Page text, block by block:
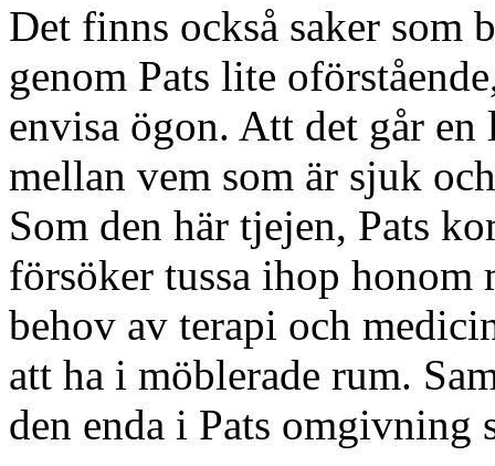
Det finns också saker som
genom Pats lite
envisa ögon. Att det går
mellan vem som är sjuk
Som den här tjejen, Pats
försöker tussa ihop honom
behov av terapi och
att ha i möblerade rum.
den enda i Pats omgivning